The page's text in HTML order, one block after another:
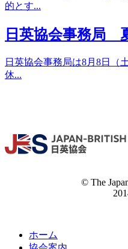
的とす...
日英協会事務局
日英協会事務局は8月8日（
休...
© The
ホーム